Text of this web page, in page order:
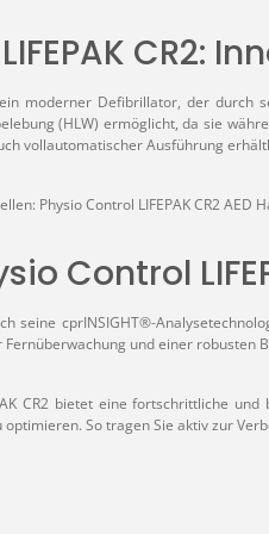
CR2:
ein moderner Defibrillator, der
(HLW) ermöglicht, da sie
vollautomatischer Ausführung
Physio Control LIFEPAK CR2 AED
Control
seine cprINSIGHT®-
Fernüberwachung und einer
CR2 bietet eine fortschrittliche
So tragen Sie aktiv zur